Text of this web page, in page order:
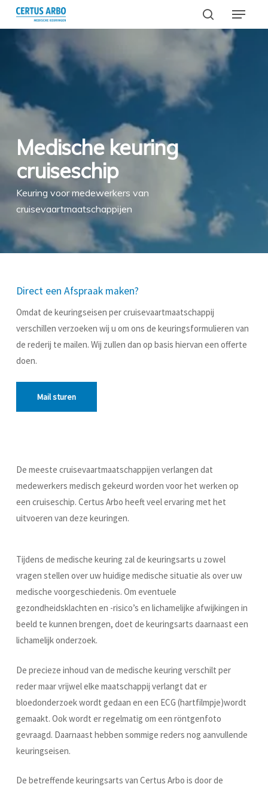
content
Search
search
Menu
Medische keuring
cruiseschip
Keuring voor medewerkers van
cruisevaartmaatschappijen
Direct een Afspraak maken?
Omdat de keuringseisen per cruisevaartmaatschappij
verschillen verzoeken wij u om ons de keuringsformulieren van
de rederij te mailen. Wij zullen dan op basis hiervan een offerte
doen.
Mail sturen
De meeste cruisevaartmaatschappijen verlangen dat
medewerkers medisch gekeurd worden voor het werken op
een cruiseschip. Certus Arbo heeft veel ervaring met het
uitvoeren van deze keuringen.
Tijdens de medische keuring zal de keuringsarts u zowel
vragen stellen over uw huidige medische situatie als over uw
medische voorgeschiedenis. Om eventuele
gezondheidsklachten en -risico’s en lichamelijke afwijkingen in
beeld te kunnen brengen, doet de keuringsarts daarnaast een
lichamelijk onderzoek.
De precieze inhoud van de medische keuring verschilt per
reder maar vrijwel elke maatschappij verlangt dat er
bloedonderzoek wordt gedaan en een ECG (hartfilmpje)wordt
gemaakt. Ook wordt er regelmatig om een röntgenfoto
gevraagd. Daarnaast hebben sommige reders nog aanvullende
keuringseisen.
De betreffende keuringsarts van Certus Arbo is door de